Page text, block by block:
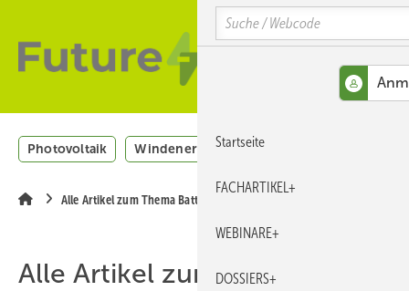
Hauptinhalt
main
MENÜ
Photovoltaik Windenergie H2
Alle Artikel zum Thema Batterie
Alle Artikel zum Thema
Search
Startseite
FACHARTIKEL+
WEBINARE+
DOSSIERS+